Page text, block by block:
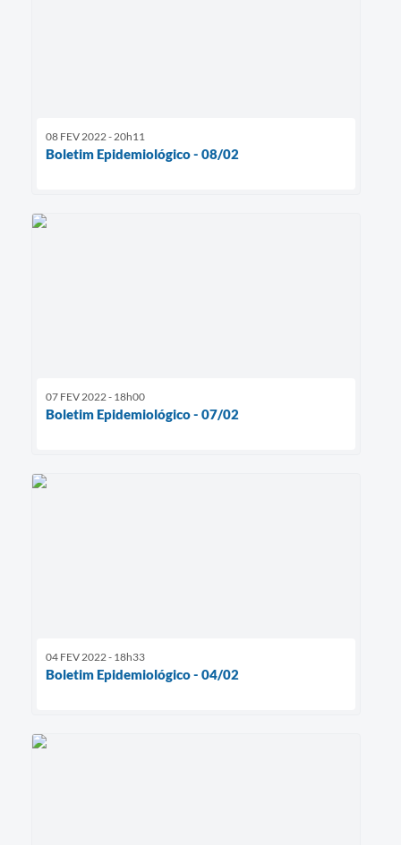
08 FEV 2022 - 20h11
Boletim Epidemiológico - 08/02
07 FEV 2022 - 18h00
Boletim Epidemiológico - 07/02
04 FEV 2022 - 18h33
Boletim Epidemiológico - 04/02